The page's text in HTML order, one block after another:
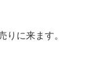
りに来ます。